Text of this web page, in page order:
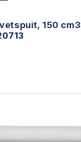
150 cm3